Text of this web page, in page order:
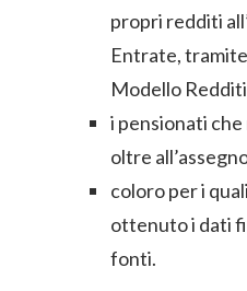
propri redditi
Entrate,
Modello
i pensionati
oltre
coloro per i
ottenuto i dati
fonti.